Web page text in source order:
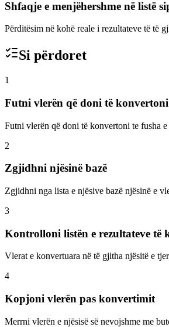
Shfaqje e menjëhershme në listë
Përditësim në kohë reale i rezultateve të të
Si përdoret
1
Futni vlerën që doni të konvertoni
Futni vlerën që doni të konvertoni te fusha e
2
Zgjidhni njësinë bazë
Zgjidhni nga lista e njësive bazë njësinë e
3
Kontrolloni listën e rezultateve të
Vlerat e konvertuara në të gjitha njësitë e
4
Kopjoni vlerën pas konvertimit
Merrni vlerën e njësisë së nevojshme me